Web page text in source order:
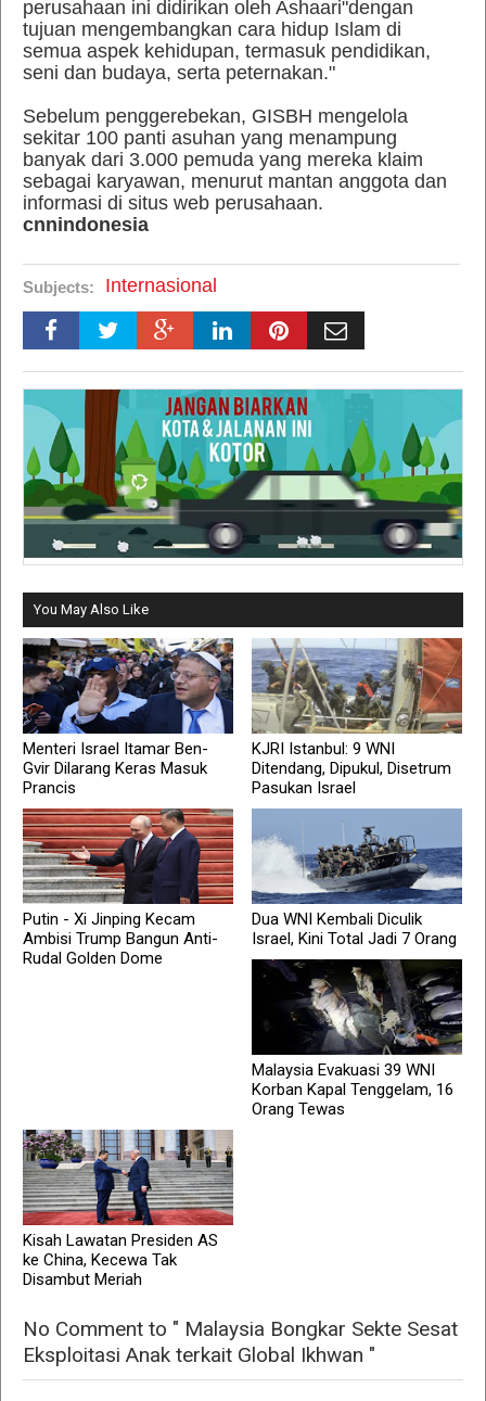
perusahaan ini didirikan oleh Ashaari"dengan
tujuan mengembangkan cara hidup Islam di
semua aspek kehidupan, termasuk pendidikan,
seni dan budaya, serta peternakan."
Sebelum penggerebekan, GISBH mengelola
sekitar 100 panti asuhan yang menampung
banyak dari 3.000 pemuda yang mereka klaim
sebagai karyawan, menurut mantan anggota dan
informasi di situs web perusahaan.
cnnindonesia
Subjects: Internasional
You May Also Like
Menteri Israel Itamar Ben-
Gvir Dilarang Keras Masuk
Prancis
KJRI Istanbul: 9 WNI
Ditendang, Dipukul, Disetrum
Pasukan Israel
Putin - Xi Jinping Kecam
Ambisi Trump Bangun Anti-
Rudal Golden Dome
Dua WNI Kembali Diculik
Israel, Kini Total Jadi 7 Orang
Malaysia Evakuasi 39 WNI
Korban Kapal Tenggelam, 16
Orang Tewas
Kisah Lawatan Presiden AS
ke China, Kecewa Tak
Disambut Meriah
No Comment to " Malaysia Bongkar Sekte Sesat
Eksploitasi Anak terkait Global Ikhwan "